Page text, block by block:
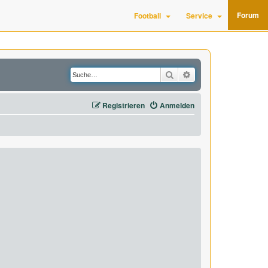
Football Service Forum
Suche
Anmelden
Registrieren